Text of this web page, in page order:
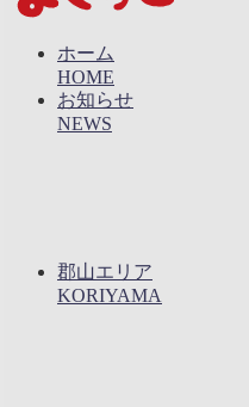
ホーム
HOME
お知らせ
NEWS
郡山エリア
KORIYAMA